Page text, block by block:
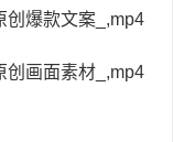
创爆款文案_,mp4
创画面素材_,mp4